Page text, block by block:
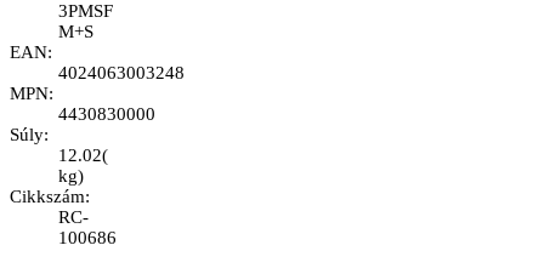
3PMSF
M+S
EAN:
4024063003248
MPN:
4430830000
Súly:
12.02(
kg)
Cikkszám:
RC-
100686